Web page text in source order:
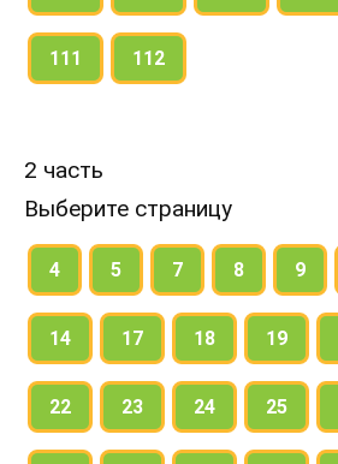
111 112
2 часть
Выберите страницу
4 5 7 8 9
14 17 18 19
22 23 24 25